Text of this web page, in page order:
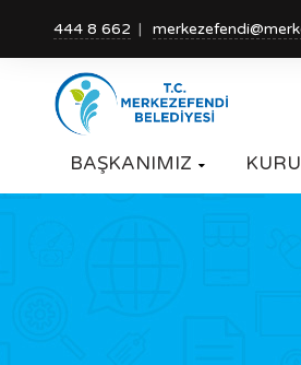
444 8 662
BAŞKANIMIZ 